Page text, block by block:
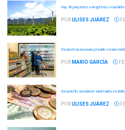
Hay 30 proyectos energéticos
PORULISES JUÁREZ
Desacelera consumo privado en
POR MARIO GARCÍA
Desarrollo económico moderado en
PORULISES JUÁREZ